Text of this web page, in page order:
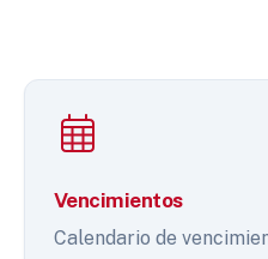
Vencimientos
Calendario de